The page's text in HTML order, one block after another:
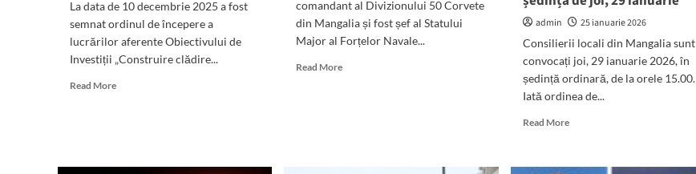
La data de 10 decembrie 2025 a fost
semnat ordinul de începere a
lucrărilor aferente Obiectivului de
Investiții „Construire clădire...
Read MoreRead
comandant al Divizionului 50 Corvete
din Mangalia și fost șef al Statului
Major al Forțelor Navale...
Read MoreRead
admin
25 ianuarie 2026
Consilierii locali din Mangalia sunt
convocați joi, 29 ianuarie 2026, în
ședință ordinară, de la orele 15.00.
Iată ordinea de...
Read MoreRead
Consilierii